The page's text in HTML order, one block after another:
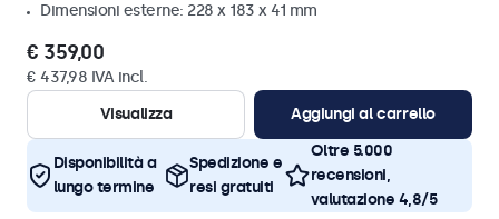
Dimensioni esterne: 228 x 183 x 41 mm
€ 359,00
€ 437,98 IVA incl.
Visualizza
Aggiungi al carrello
Disponibilità a
lungo termine
Spedizione e
resi gratuiti
Oltre 5.000
recensioni,
valutazione 4,8/5